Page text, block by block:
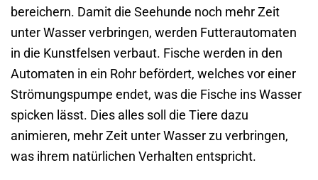
bereichern. Damit die Seehunde noch mehr Zeit
unter Wasser verbringen, werden Futterautomaten
in die Kunstfelsen verbaut. Fische werden in den
Automaten in ein Rohr befördert, welches vor einer
Strömungspumpe endet, was die Fische ins Wasser
spicken lässt. Dies alles soll die Tiere dazu
animieren, mehr Zeit unter Wasser zu verbringen,
was ihrem natürlichen Verhalten entspricht.